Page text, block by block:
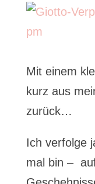
Mit einem
kurz aus
zurück…
Ich verfolge
mal bin –